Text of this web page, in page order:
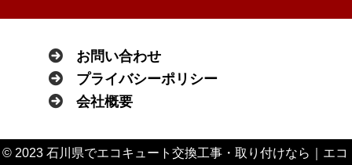
お問い合わせ
プライバシーポリシー
会社概要
© 2023 石川県でエコキュート交換工事・取り付けなら｜エコ